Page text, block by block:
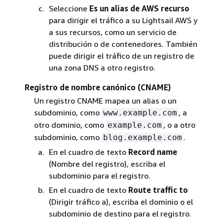
Seleccione Es un alias de AWS recurso
para dirigir el tráfico a su Lightsail AWS y
a sus recursos, como un servicio de
distribución o de contenedores. También
puede dirigir el tráfico de un registro de
una zona DNS a otro registro.
Registro de nombre canónico (CNAME)
Un registro CNAME mapea un alias o un
subdominio, como www.example.com , a
otro dominio, como example.com , o a otro
subdominio, como blog.example.com .
En el cuadro de texto Record name
(Nombre del registro), escriba el
subdominio para el registro.
En el cuadro de texto Route traffic to
(Dirigir tráfico a), escriba el dominio o el
subdominio de destino para el registro.